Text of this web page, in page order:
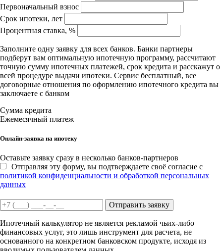
Первоначальный взнос
Срок ипотеки, лет
Процентная ставка, %
Заполните одну заявку для всех банков. Банки партнеры
подберут вам оптимальную ипотечную программу, рассчитают
точную сумму ипотечных платежей, срок кредита и расскажут о
всей процедуре выдачи ипотеки. Сервис бесплатный, все
договорные отношения по оформлению ипотечного кредита вы
заключаете с банком
Сумма кредита
Ежемесячный платеж
Онлайн-заявка на ипотеку
Оставьте заявку сразу в несколько банков-партнеров
Отправляя эту форму, вы подтверждаете своё согласие с
политикой конфиденциальности и обработкой персональных
данных
Отправить заявку
Ипотечный калькулятор не является рекламой чьих-либо
финансовых услуг, это лишь инструмент для расчета, не
основанного на конкретном банковском продукте, исходя из